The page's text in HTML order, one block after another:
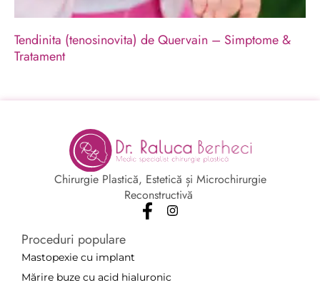
Tendinita (tenosinovita) de Quervain – Simptome &
Tratament
Chirurgie Plastică, Estetică și Microchirurgie
Reconstructivă
Proceduri populare
Mastopexie cu implant
Mărire buze cu acid hialuronic